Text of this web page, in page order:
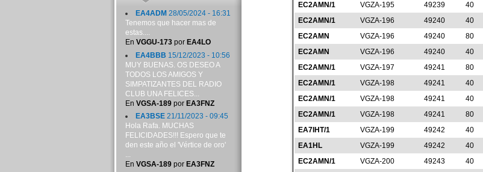
EC2AMN/1
VGZA-195 49239 40
EC2AMN/1
VGZA-196 49240 40
EC2AMN
VGZA-196 49240 80
EC2AMN
VGZA-196 49240 40
EC2AMN/1
VGZA-197 49241 80
EC2AMN/1
VGZA-198 49241 40
EC2AMN/1
VGZA-198 49241 40
EC2AMN/1
VGZA-198 49241 80
EA7IHT/1
VGZA-199 49242 40
EA1HL
VGZA-199 49242 40
EC2AMN/1
VGZA-200 49243 40
EA4ADM 28/05/2024 - 16:31
Tenemos que hacer mas de
estas....
En VGGU-173por EA4LO
EA4BBB 15/12/2023 - 10:56
MUY BUENAS. OS DESEO A
TODOS LOS AMIGOS Y
SIMPATIZANTES DEL RADIO
CLUB UNA FELICES...
En VGSA-189por EA3FNZ
EA3BSE21/11/2023 - 09:45
Hola Rafa. MUCHAS
FELICIDADES!!! Espero que te
den este año el 'Vértice de oro'
...
En VGSA-189por EA3FNZ